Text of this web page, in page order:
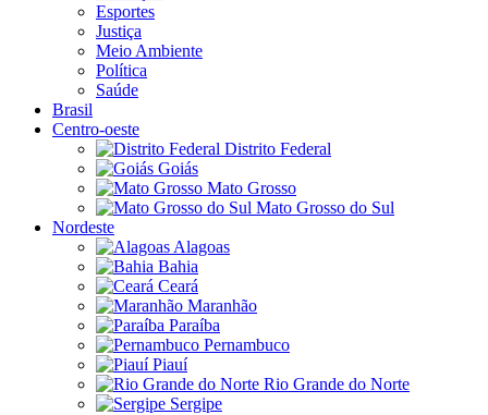
Esportes
Justiça
Meio Ambiente
Política
Saúde
Brasil
Centro-oeste
Distrito Federal
Goiás
Mato Grosso
Mato Grosso do Sul
Nordeste
Alagoas
Bahia
Ceará
Maranhão
Paraíba
Pernambuco
Piauí
Rio Grande do Norte
Sergipe